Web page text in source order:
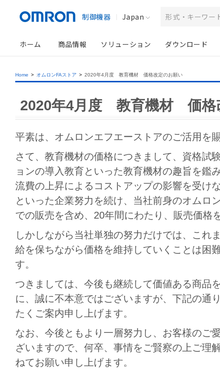
制御機器 Japan
ホーム 商品情報 ソリューション ダウンロード
Home > オムロンFAストア > 2020年4月度 教育機材 価格改定のお願い
2020年4月度 教育機材 価格
平素は、オムロンエフエーストアのご活用を
さて、教育機材の価格につきまして、資格試
ョンの導入教育といった教育機材の趣旨を鑑
流費の上昇によるコストアップの影響を受け
といった企業努力を続け、当社前身のオムロ
での販売を含め、20年間にわたり、販売価格
しかしながら当社単独の努力だけでは、これ
給を保ちながら価格を維持していくことは困
す。
つきましては、今後も継続して価値ある商品
に、誠に不本意ではございますが、下記の通
たくご案内申し上げます。
なお、今後ともより一層努力し、お客様のご
ざいますので、何卒、事情をご賢察の上ご理
ねてお願い申し上げます。